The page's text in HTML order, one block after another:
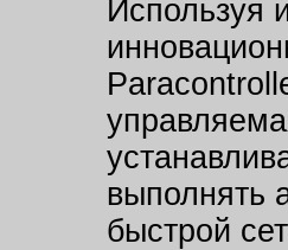
Используя
выполнять
быстрой